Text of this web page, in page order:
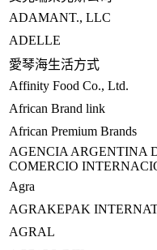
ADAMANT., LLC
ADELLE
愛琴海生活方式
Affinity Food Co., Ltd.
African Brand link
African Premium Brands
AGENCIA ARGENTINA
COMERCIO
Agra
AGRAKEPAK
AGRAL